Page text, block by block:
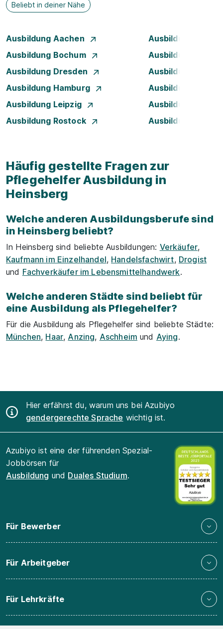
Beliebt in deiner Nähe
Ausbildung Aachen
Ausbildung
Ausbildung Bochum
Ausbildung Bonn
Ausbildung Dresden
Ausbildung
Ausbildung Hamburg
Ausbildung
Ausbildung Leipzig
Ausbildung
Ausbildung Rostock
Ausbildung
Häufig gestellte Fragen zur
Pflegehelfer Ausbildung in
Heinsberg
Welche anderen Ausbildungsberufe sind
in Heinsberg beliebt?
In Heinsberg sind beliebte Ausbildungen: Verkäufer,
Kaufmann im Einzelhandel, Handelsfachwirt, Drogist
und Fachverkäufer im Lebensmittelhandwerk.
Welche anderen Städte sind beliebt für
eine Ausbildung als Pflegehelfer?
Für die Ausbildung als Pflegehelfer sind beliebte Städte:
München, Haar, Anzing, Aschheim und Aying.
Hier erfährst du, warum uns bei Azubiyo
gendergerechte Sprache wichtig ist.
Azubiyo ist eine der führenden Spezial-
Jobbörsen für
Ausbildung und Duales Studium.
Für Bewerber
Für Arbeitgeber
Für Lehrkräfte